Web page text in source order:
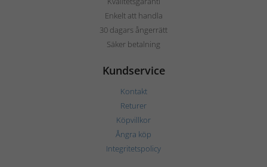
Enkelt att handla
30 dagars ångerrätt
Säker betalning
Kundservice
Kontakt
Returer
Köpvillkor
Ångra köp
Integritetspolicy